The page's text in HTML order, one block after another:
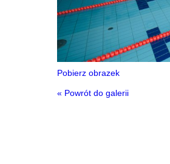
Pobierz obrazek
« Powrót do galerii